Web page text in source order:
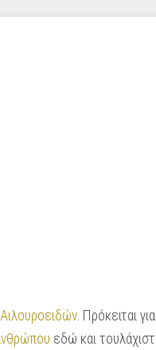
Αιλουροειδών. Πρόκειται
εδώ και